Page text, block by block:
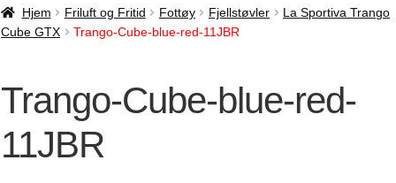
Hjem Friluft og Fritid Fottøy Fjellstøvler
La Sportiva Trango
Cube GTX
Trango-Cube-blue-red-11JBR
Trango-Cube-blue-red-
11JBR